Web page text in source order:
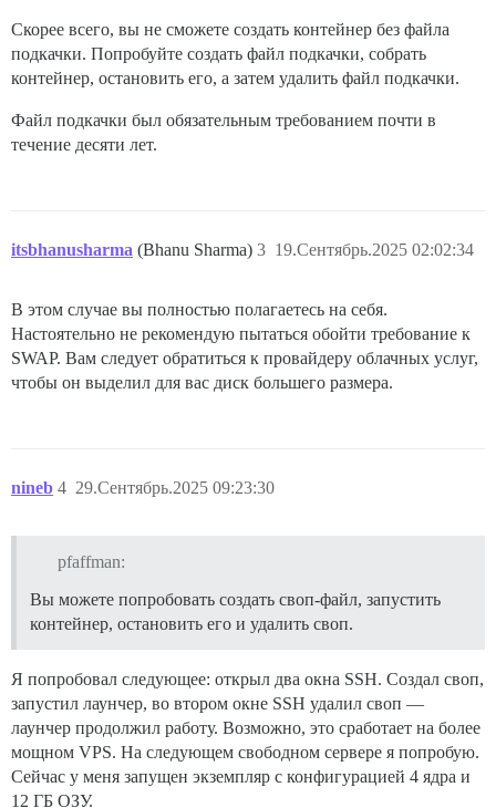
Скорее всего, вы не сможете создать контейнер без файла
подкачки. Попробуйте создать файл подкачки, собрать
контейнер, остановить его, а затем удалить файл подкачки.
Файл подкачки был обязательным требованием почти в
течение десяти лет.
itsbhanusharma (Bhanu Sharma) 19.Сентябрь.2025 02:02:34
3
В этом случае вы полностью полагаетесь на себя.
Настоятельно не рекомендую пытаться обойти требование к
SWAP. Вам следует обратиться к провайдеру облачных услуг,
чтобы он выделил для вас диск большего размера.
nineb 29.Сентябрь.2025 09:23:30
4
pfaffman:
Вы можете попробовать создать своп-файл, запустить
контейнер, остановить его и удалить своп.
Я попробовал следующее: открыл два окна SSH. Создал своп,
запустил лаунчер, во втором окне SSH удалил своп —
лаунчер продолжил работу. Возможно, это сработает на более
мощном VPS. На следующем свободном сервере я попробую.
Сейчас у меня запущен экземпляр с конфигурацией 4 ядра и
12 ГБ ОЗУ.